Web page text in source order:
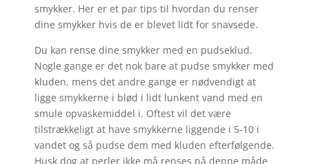
smykker. Her er et par tips til hvordan du renser
dine smykker hvis de er blevet lidt for snavsede.
Du kan rense dine smykker med en pudseklud.
Nogle gange er det nok bare at pudse smykker med
kluden, mens det andre gange er nødvendigt at
ligge smykkerne i blød i lidt lunkent vand med en
smule opvaskemiddel i. Oftest vil det være
tilstrækkeligt at have smykkerne liggende i 5-10 i
vandet og så pudse dem med kluden efterfølgende.
Husk dog at perler ikke må renses på denne måde